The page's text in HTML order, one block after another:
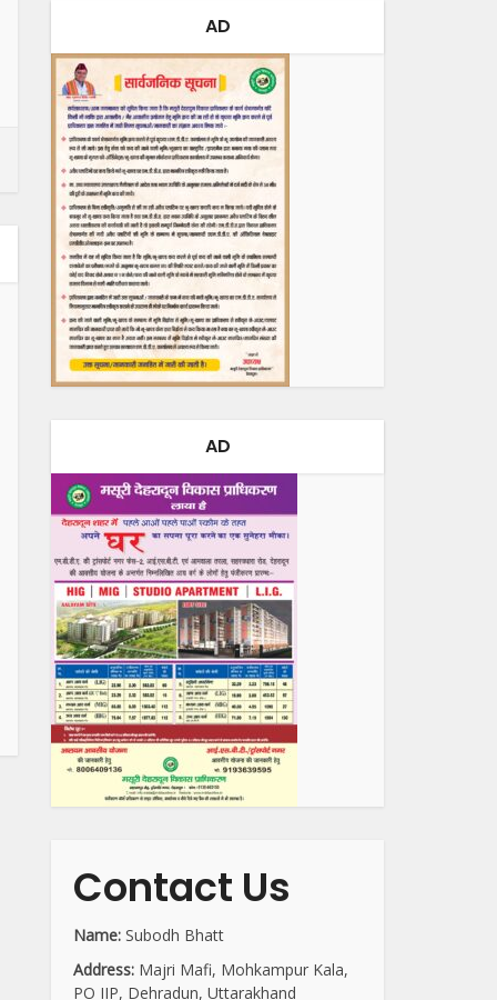
AD
AD
Contact Us
Name: Subodh Bhatt
Address: Majri Mafi, Mohkampur Kala,
PO IIP, Dehradun, Uttarakhand